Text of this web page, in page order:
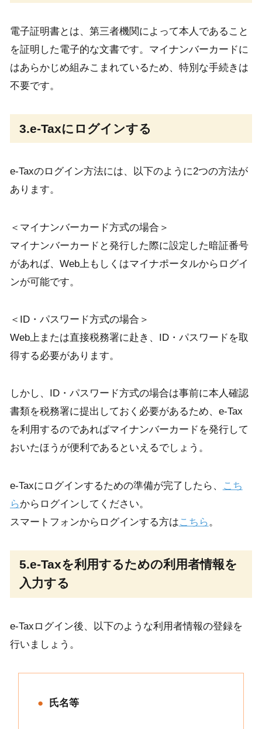
電子証明書とは、第三者機関によって本人であること
を証明した電子的な文書です。マイナンバーカードに
はあらかじめ組みこまれているため、特別な手続きは
不要です。
3.e-Taxにログインする
e-Taxのログイン方法には、以下のように2つの方法が
あります。
＜マイナンバーカード方式の場合＞
マイナンバーカードと発行した際に設定した暗証番号
があれば、Web上もしくはマイナポータルからログイ
ンが可能です。
＜ID・パスワード方式の場合＞
Web上または直接税務署に赴き、ID・パスワードを取
得する必要があります。
しかし、ID・パスワード方式の場合は事前に本人確認
書類を税務署に提出しておく必要があるため、e-Tax
を利用するのであればマイナンバーカードを発行して
おいたほうが便利であるといえるでしょう。
e-Taxにログインするための準備が完了したら、
こち
らからログインしてください。
スマートフォンからログインする方はこちら 。
5.e-Taxを利用するための利用者情報を
入力する
e-Taxログイン後、以下のような利用者情報の登録を
行いましょう。
氏名等